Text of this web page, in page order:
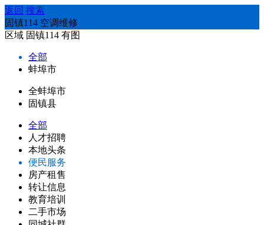
返回 搜索
固镇114 空调维修
区域 固镇114 有图
全部
蚌埠市
全蚌埠市
固镇县
全部
人才招聘
本地头条
便民服务
房产租售
转让信息
教育培训
二手市场